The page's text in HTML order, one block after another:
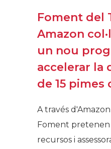
Foment del
Amazon
un nou
accelerar la
de 15 pimes
A través
Foment
recursos i